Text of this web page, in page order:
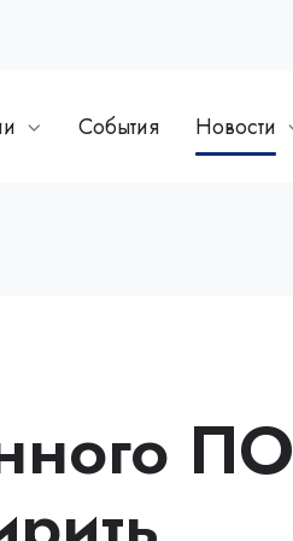
События Новости
ПО